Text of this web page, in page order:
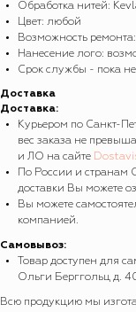
Обработка нитей:
Цвет: любой
Возможность
Нанесение лого:
Срок службы - пока
Доставка
Доставка:
Курьером по Санкт-
вес заказа не
и ЛО на сайте
По России и странам
доставки Вы можете
Вы можете
компанией.
Самовывоз:
Товар доступен для
Ольги Берггольц д.
Всю продукцию мы